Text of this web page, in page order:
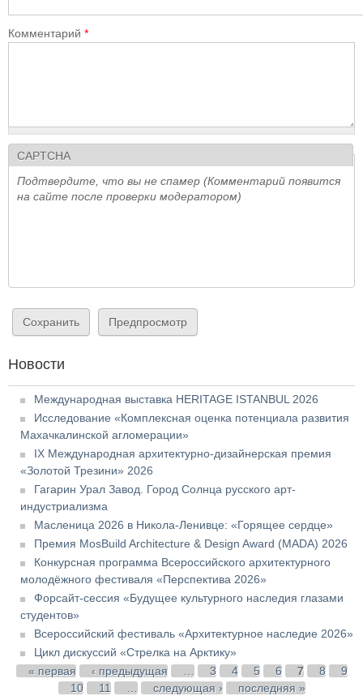
Комментарий *
CAPTCHA
Подтвердите, что вы не спамер (Комментарий появится
на сайте после проверки модератором)
Новости
Международная выставка HERITAGE ISTANBUL 2026
Исследование «Комплексная оценка потенциала развития
Махачкалинской агломерации»
IX Международная архитектурно-дизайнерская премия
«Золотой Трезини» 2026
Гагарин Урал Завод. Город Солнца русского арт-
индустриализма
Масленица 2026 в Никола-Ленивце: «Горящее сердце»
Премия MosBuild Architecture & Design Award (MADA) 2026
Конкурсная программа Всероссийского архитектурного
молодёжного фестиваля «Перспектива 2026»
Форсайт-сессия «Будущее культурного наследия глазами
студентов»
Всероссийский фестиваль «Архитектурное наследие 2026»
Цикл дискуссий «Стрелка на Арктику»
Страницы
« первая ‹ предыдущая 3 4 5 6 7 8
9
10
11 следующая ›
последняя »